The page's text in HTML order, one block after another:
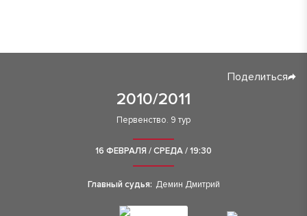
2010/2011
Поделиться
Первенство. 9 тур
16 ФЕВРАЛЯ / СРЕДА / 19:30
Главный судья: Демин Дмитрий